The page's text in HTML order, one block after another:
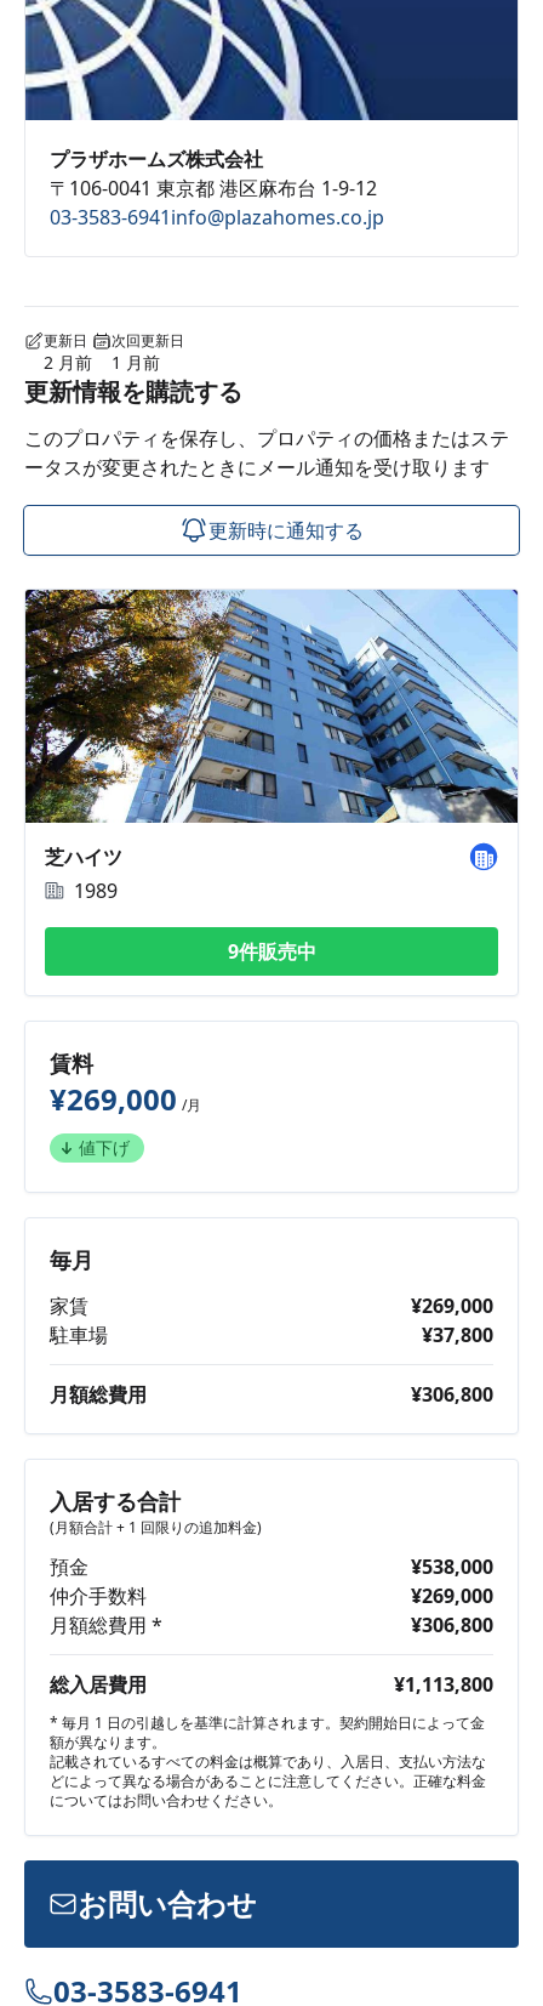
プラザホームズ株式会社
〒106-0041 東京都 港区麻布台 1-9-12
03-3583-6941info@plazahomes.co.jp
更新日
2 月前
次回更新日
1 月前
更新情報を購読する
このプロパティを保存し、プロパティの価格またはステ
ータスが変更されたときにメール通知を受け取ります
更新時に通知する
芝ハイツ
1989
9件販売中
賃料
¥269,000 /月
値下げ
毎月
家賃
¥269,000
駐車場
¥37,800
月額総費用 ¥306,800
入居する合計
(月額合計 + 1 回限りの追加料金)
預金
¥538,000
仲介手数料
¥269,000
月額総費用 *
¥306,800
総入居費用 ¥1,113,800
* 毎月 1 日の引越しを基準に計算されます。契約開始日によって金
額が異なります。
記載されているすべての料金は概算であり、入居日、支払い方法な
どによって異なる場合があることに注意してください。正確な料金
についてはお問い合わせください。
お問い合わせ
03-3583-6941